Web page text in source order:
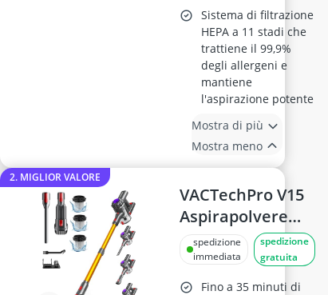
Sistema di filtrazione
HEPA a 11 stadi che
trattiene il 99,9%
degli allergeni e
mantiene
l'aspirazione potente
Mostra di più
Mostra meno
2. MIGLIOR VALORE
VACTechPro V15
Aspirapolvere
Senza Fili
spedizione
immediata
spedizione
gratuita
Fino a 35 minuti di